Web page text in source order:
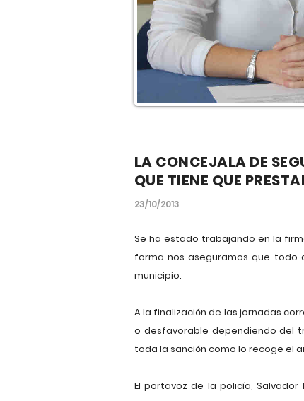
LA CONCEJALA DE
QUE TIENE QUE
23/10/2013
Se ha estado trabajando en la
forma nos aseguramos que todo
municipio.
A la finalización de las jornadas
o desfavorable dependiendo del
toda la sanción como lo recoge el
El portavoz de la policía,